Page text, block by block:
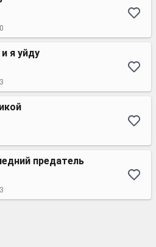
я уйду
предатель